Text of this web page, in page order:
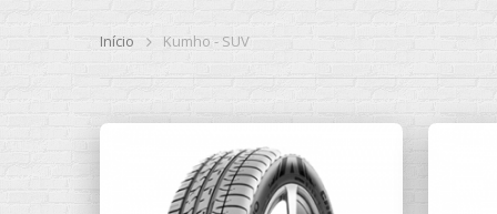
Início Kumho - SUV